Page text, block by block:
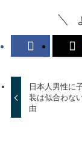
日本人男性に
装は似合わな
由